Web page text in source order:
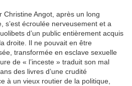
Christine Angot, après un long
s’est écroulée nerveusement et a
d’un public entièrement acquis
droite. Il ne pouvait en être
transformée en esclave sexuelle
de « l’inceste » traduit son mal
des livres d’une crudité
à un vieux routier de la politique,